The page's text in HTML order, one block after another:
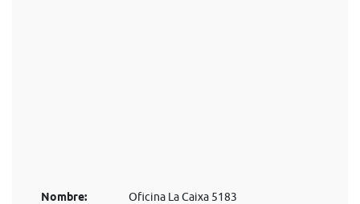
Nombre: Oficina La Caixa 5183